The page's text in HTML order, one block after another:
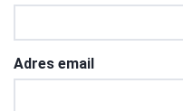
Adres email